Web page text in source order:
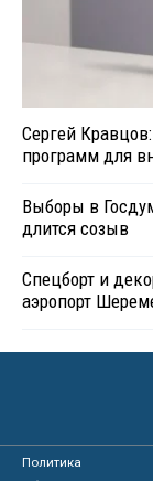
Сергей
программ для
Выборы в
длится созыв
Спецборт и
аэропорт
Политика